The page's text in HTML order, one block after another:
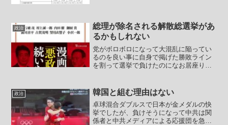
及していましたが、こども...
政治
総理が除名される解散総選挙があ
るかもしれない
党がボロボロになって大混乱に陥ってい
るのを良い事に自身で掲げた勝敗ライン
を割って選挙で負けたのになお居座りを
都直下地震だのまで居座りの理由に使い
始めたようです。つまりは...
政治 韓国と組む理由はない
卓球混合ダブルスで日本が金メダルの快
挙でしたが、負けそうになって中共は関
係者と中共メディアによる応援団を急遽